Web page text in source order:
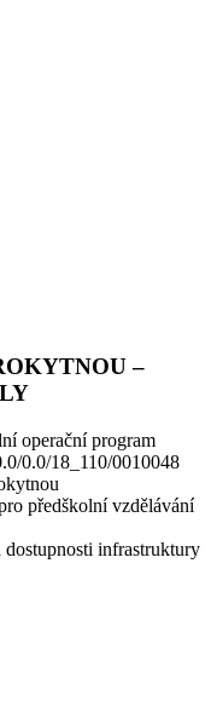
–
operační program
0.0/18_110/0010048
předškolní vzdělávání
infrastruktury